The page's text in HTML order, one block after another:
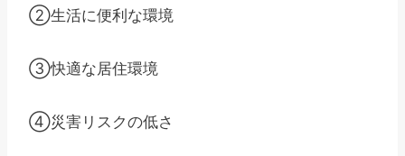
②生活に便利な環境
③快適な居住環境
④災害リスクの低さ